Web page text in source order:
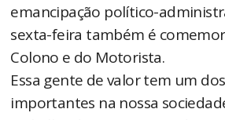
emancipação político-
sexta-feira também é
Colono e do Motorista.
Essa gente de valor tem um
importantes na nossa